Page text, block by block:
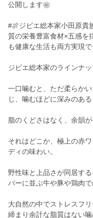
公開します㊙
#🍖ジビエ総本家小田原
質の栄養豊富食材×五感を
も健康な生活も両方実現
ジビエ総本家のラインナ
一口噛むと、ただ柔らか
じ、噛むほどに深みのあ
脂のくどさはなく、余韻が
それはどこか、極上の赤
ディの味わい。
野性味と上品さが同居す
パーに並ぶ牛や豚や鶏肉で
大自然の中でストレスフ
締まり余計な脂質はない